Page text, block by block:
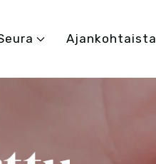
Ajankohtaista